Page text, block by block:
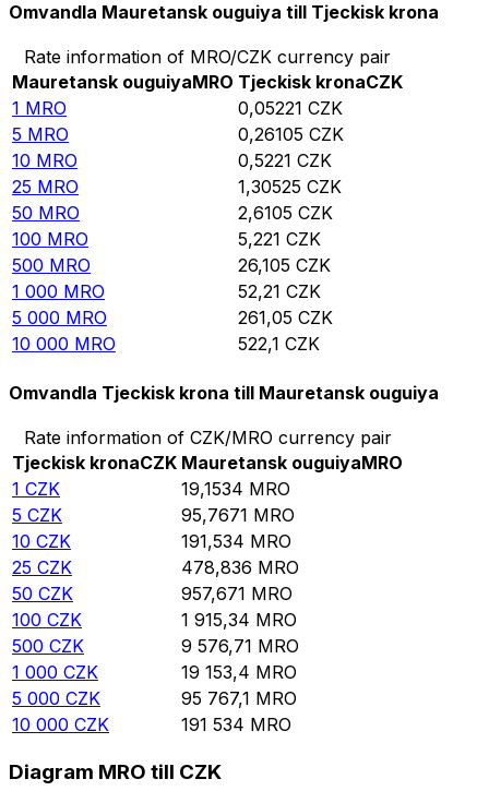
Omvandla Mauretansk ouguiya till Tjeckisk krona
Rate information of MRO/CZK currency pair
Mauretansk ouguiyaMRO Tjeckisk kronaCZK
1 MRO 0,05221 CZK
5 MRO 0,26105 CZK
10 MRO 0,5221 CZK
25 MRO 1,30525 CZK
50 MRO 2,6105 CZK
100 MRO 5,221 CZK
500 MRO 26,105 CZK
1 000 MRO 52,21 CZK
5 000 MRO 261,05 CZK
10 000 MRO 522,1 CZK
Omvandla Tjeckisk krona till Mauretansk ouguiya
Rate information of CZK/MRO currency pair
Tjeckisk kronaCZK Mauretansk ouguiyaMRO
1 CZK 19,1534 MRO
5 CZK 95,7671 MRO
10 CZK 191,534 MRO
25 CZK 478,836 MRO
50 CZK 957,671 MRO
100 CZK 1 915,34 MRO
500 CZK 9 576,71 MRO
1 000 CZK 19 153,4 MRO
5 000 CZK 95 767,1 MRO
10 000 CZK 191 534 MRO
Diagram MRO till CZK